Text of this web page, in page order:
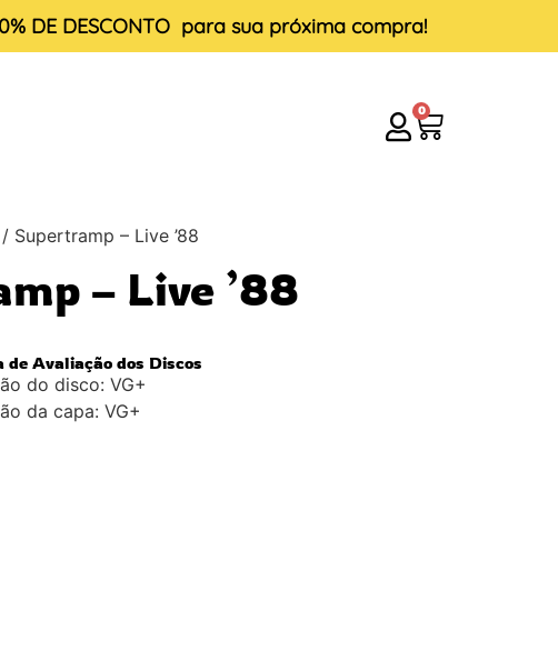
DE DESCONTO para sua próxima compra!
0
/ Supertramp – Live ’88
– Live ’88
de Avaliação dos Discos
do disco: VG+
da capa: VG+